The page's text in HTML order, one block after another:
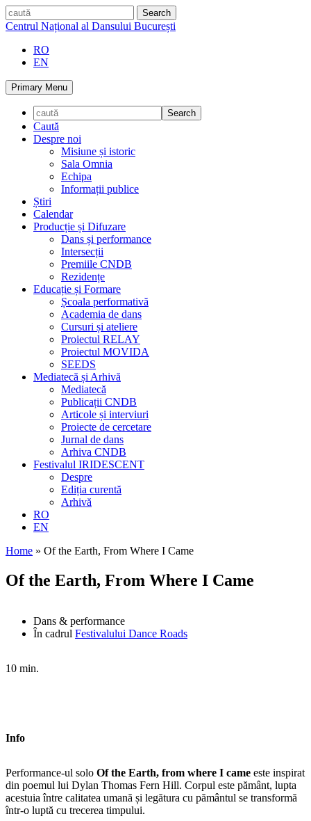
Skip
to
caută
Centrul Național al Dansului București
RO
EN
Primary Menu
Caută
Despre noi
Misiune și istoric
Sala Omnia
Echipa
Informații publice
Știri
Calendar
Producție și Difuzare
Dans și performance
Intersecții
Premiile CNDB
Rezidențe
Educație și Formare
Școala performativă
Academia de dans
Cursuri și ateliere
Proiectul RELAY
Proiectul MOVIDA
SEEDS
Mediatecă și Arhivă
Mediatecă
Publicații CNDB
Articole și interviuri
Proiecte de cercetare
Jurnal de dans
Arhiva CNDB
Festivalul IRIDESCENT
Despre
Ediția curentă
Arhivă
RO
EN
Home » Of the Earth, From Where I Came
Of the Earth, From Where I Came
Dans & performance
În cadrul Festivalului Dance Roads
10 min.
Info
Performance-ul solo Of the Earth, from where I came este inspirat
din poemul lui Dylan Thomas Fern Hill. Corpul este pământ, lupta
acestuia între calitatea umană și legătura cu pământul se transformă
într-o luptă cu trecerea timpului.